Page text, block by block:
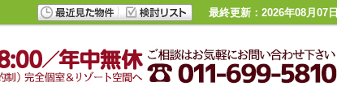
最終更新：2026年08月07日